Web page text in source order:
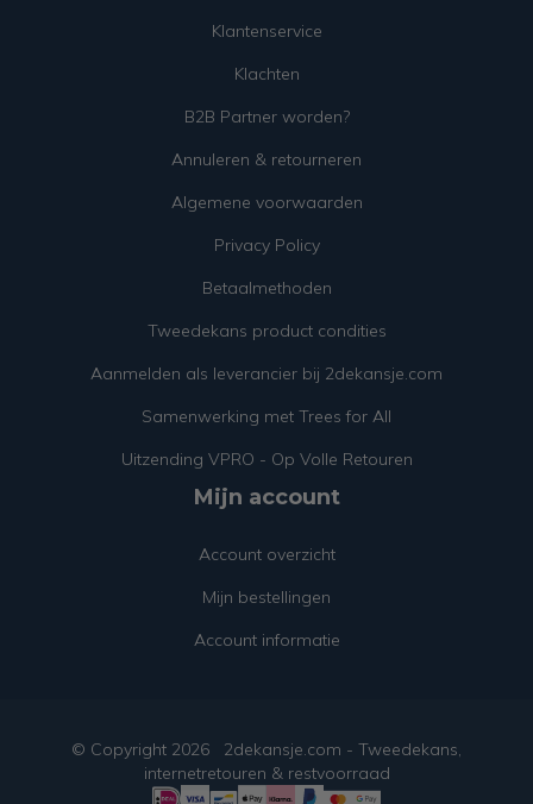
Klantenservice
Klachten
B2B Partner worden?
Annuleren & retourneren
Algemene voorwaarden
Privacy Policy
Betaalmethoden
Tweedekans product condities
Aanmelden als leverancier bij 2dekansje.com
Samenwerking met Trees for All
Uitzending VPRO - Op Volle Retouren
Mijn account
Account overzicht
Mijn bestellingen
Account informatie
© Copyright 2026
2dekansje.com - Tweedekans,
internetretouren & restvoorraad